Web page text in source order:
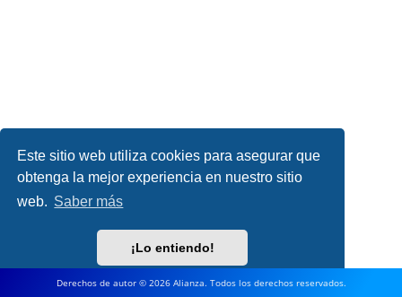
Este sitio web utiliza cookies para asegurar que
obtenga la mejor experiencia en nuestro sitio
web. Saber más
¡Lo entiendo!
Derechos de autor © 2026 Alianza. Todos los derechos reservados.